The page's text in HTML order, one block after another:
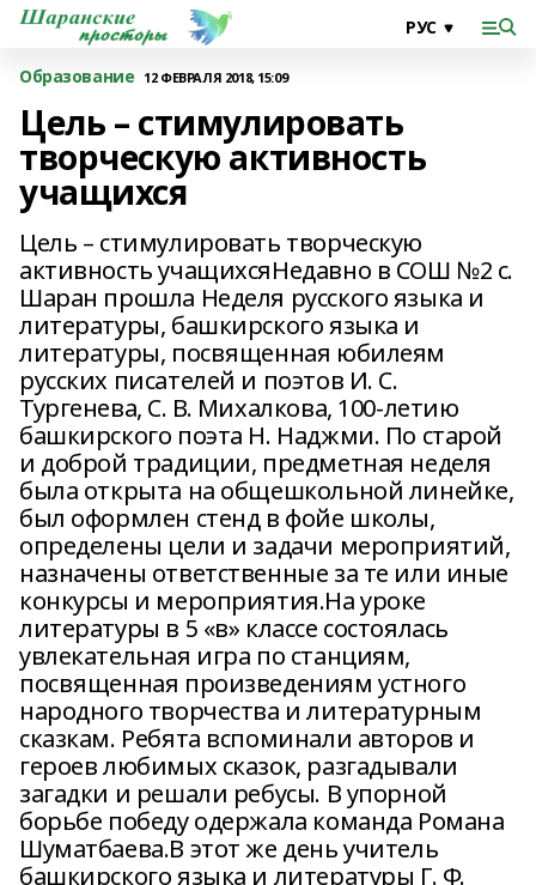
Образование 12 ФЕВРАЛЯ 2018, 15:09
Цель – стимулировать
творческую активность
учащихся
Цель – стимулировать творческую
активность учащихсяНедавно в СОШ №2 с.
Шаран прошла Неделя русского языка и
литературы, башкирского языка и
литературы, посвященная юбилеям
русских писателей и поэтов И. С.
Тургенева, С. В. Михалкова, 100-летию
башкирского поэта Н. Наджми. По старой
и доброй традиции, предметная неделя
была открыта на общешкольной линейке,
был оформлен стенд в фойе школы,
определены цели и задачи мероприятий,
назначены ответственные за те или иные
конкурсы и мероприятия.На уроке
литературы в 5 «в» классе состоялась
увлекательная игра по станциям,
посвященная произведениям устного
народного творчества и литературным
сказкам. Ребята вспоминали авторов и
героев любимых сказок, разгадывали
загадки и решали ребусы. В упорной
борьбе победу одержала команда Романа
Шуматбаева.В этот же день учитель
башкирского языка и литературы Г. Ф.